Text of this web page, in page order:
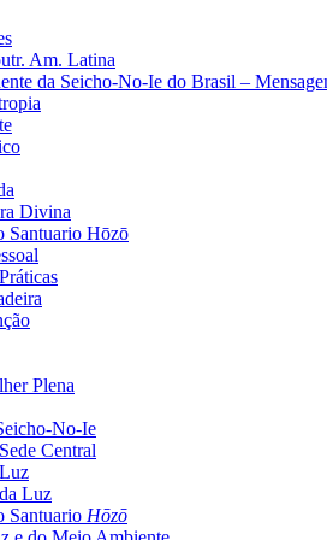
Am. Latina
da Seicho-No-Ie do Brasil –
Divina
Santuario Hōzō
Plena
No-Ie
Central
Luz
Santuario Hōzō